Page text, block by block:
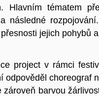
Hlavním tématem
následné
jejich pohybů
project v rámci
odpověděl choreograf
zároveň barvou